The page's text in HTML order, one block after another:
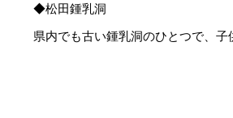
◆松田鍾乳洞
県内でも古い鍾乳洞のひとつで、